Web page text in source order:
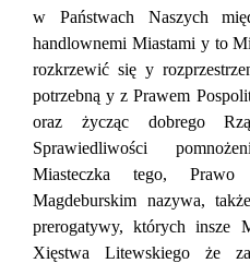
w Państwach Naszych
handlownemi Miastami у to
rozkrzewić się у
potrzebną у z Prawem
oraz życząc dobrego
Sprawiedliwości
Miasteczka tego,
Magdeburskim nazywa,
prerogatywy, których insze
Xięstwa Litewskiego że